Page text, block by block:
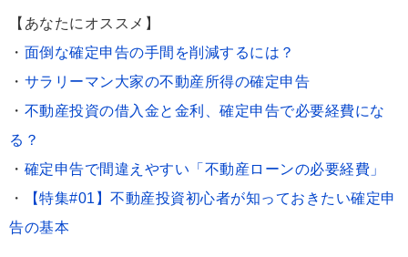
【あなたにオススメ】
・ 面倒な確定申告の手間を削減するには？
・ サラリーマン大家の不動産所得の確定申告
・ 不動産投資の借入金と金利、確定申告で必要経費にな
る？
・ 確定申告で間違えやすい「不動産ローンの必要経費」
・
【特集#01】不動産投資初心者が知っておきたい確定申
告の基本